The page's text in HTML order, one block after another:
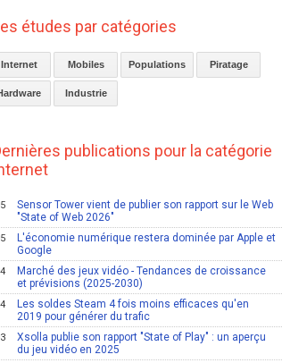
études par catégories
Internet Mobiles Populations Piratage
Industrie
publications pour la catégorie
Sensor Tower vient de publier son rapport sur le Web
"State of Web 2026"
L'économie numérique restera dominée par Apple et
Google
Marché des jeux vidéo - Tendances de croissance
et prévisions (2025-2030)
Les soldes Steam 4 fois moins efficaces qu'en
2019 pour générer du trafic
Xsolla publie son rapport "State of Play" : un aperçu
du jeu vidéo en 2025